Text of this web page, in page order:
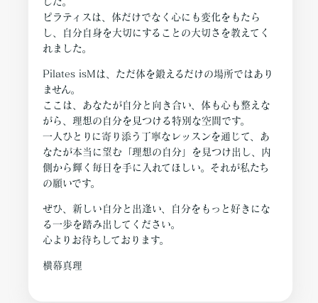
ピラティスは、体だけでなく心にも変化をもたら
し、自分自身を大切にすることの大切さを教えてく
れました。
Pilates isMは、ただ体を鍛えるだけの場所ではあり
ません。
ここは、あなたが自分と向き合い、体も心も整えな
がら、理想の自分を見つける特別な空間です。
一人ひとりに寄り添う丁寧なレッスンを通じて、あ
なたが本当に望む「理想の自分」を見つけ出し、内
側から輝く毎日を手に入れてほしい。それが私たち
の願いです。
ぜひ、新しい自分と出逢い、自分をもっと好きにな
る一歩を踏み出してください。
心よりお待ちしております。
横幕真理